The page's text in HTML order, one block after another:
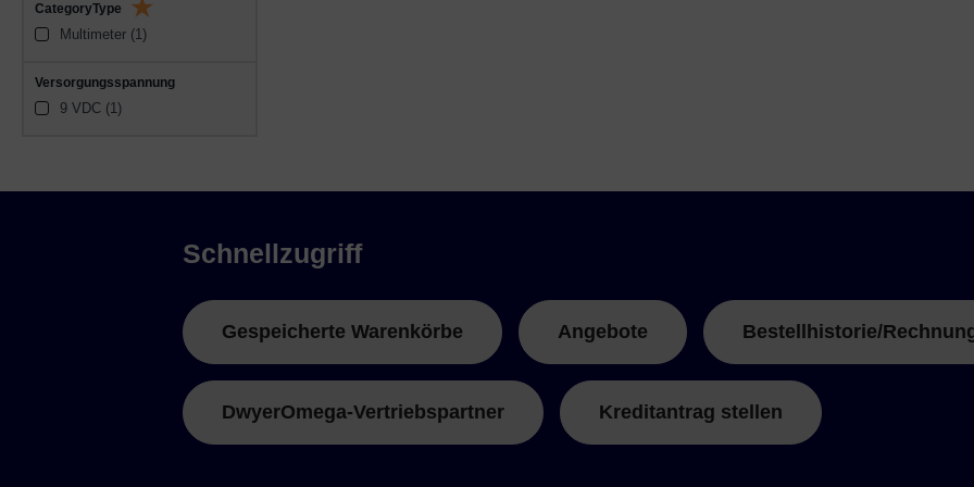
CategoryType
Multimeter (1)
Versorgungsspannung
9 VDC (1)
Schnellzugriff
Gespeicherte Warenkörbe Angebote Bestellhistorie/
DwyerOmega-Vertriebspartner Kreditantrag stellen